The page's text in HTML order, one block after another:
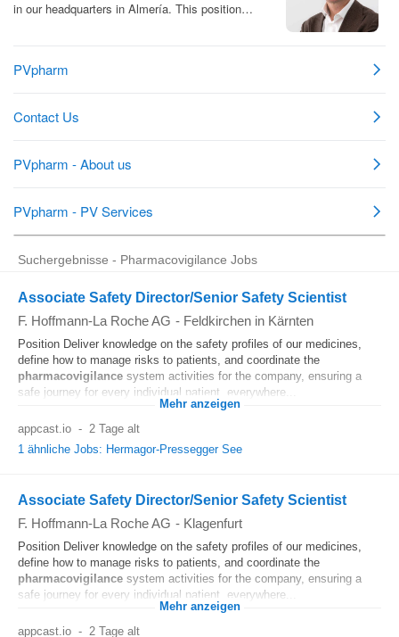
Suchergebnisse - Pharmacovigilance Jobs
Associate Safety Director/Senior Safety Scientist
F. Hoffmann-La Roche AG - Feldkirchen in Kärnten
Position Deliver knowledge on the safety profiles of our medicines,
define how to manage risks to patients, and coordinate the
pharmacovigilance system activities for the company, ensuring a
safe journey for every individual patient, everywhere...
Mehr anzeigen
appcast.io - 2 Tage alt
1 ähnliche Jobs: Hermagor-Pressegger See
Associate Safety Director/Senior Safety Scientist
F. Hoffmann-La Roche AG - Klagenfurt
Position Deliver knowledge on the safety profiles of our medicines,
define how to manage risks to patients, and coordinate the
pharmacovigilance system activities for the company, ensuring a
safe journey for every individual patient, everywhere...
Mehr anzeigen
appcast.io - 2 Tage alt